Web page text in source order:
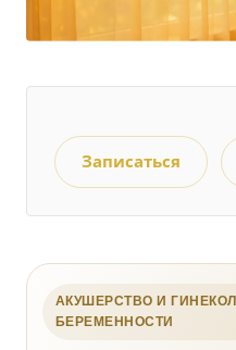
Записаться
АКУШЕРСТВО И
БЕРЕМЕННОСТИ